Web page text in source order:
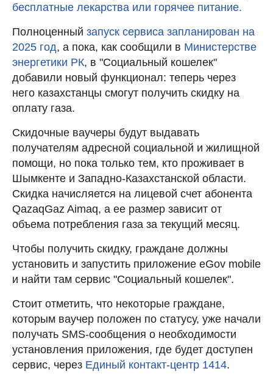
бесплатные лекарства или горячее питание.
Полноценный запуск сервиса запланирован на
2025 год, а пока, как сообщили в Министерстве
энергетики РК, в "Социальный кошелек"
добавили новый функционал: теперь через
него казахстанцы смогут получить скидку на
оплату газа.
Скидочные ваучеры будут выдавать
получателям адресной социальной и жилищной
помощи, но пока только тем, кто проживает в
Шымкенте и Западно-Казахстанской области.
Скидка начисляется на лицевой счет абонента
QazaqGaz Aimaq, а ее размер зависит от
объема потребления газа за текущий месяц.
Чтобы получить скидку, граждане должны
установить и запустить приложение eGov mobile
и найти там сервис "Социальный кошелек".
Стоит отметить, что некоторые граждане,
которым ваучер положен по статусу, уже начали
получать SMS-сообщения о необходимости
установления приложения, где будет доступен
сервис, через Единый контакт-центр 1414.